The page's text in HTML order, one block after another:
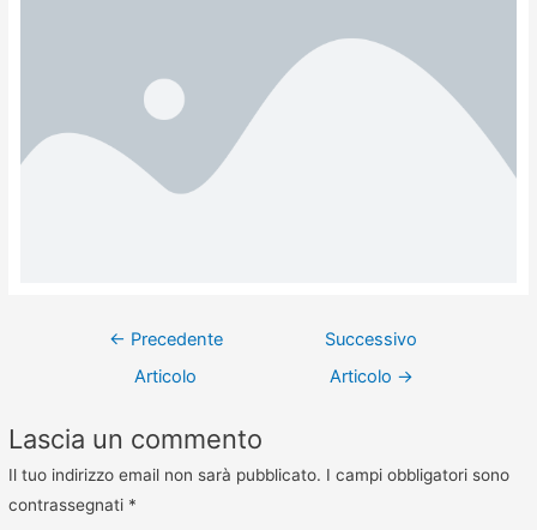
← Precedente
Articolo
Successivo
Articolo →
Lascia un commento
Il tuo indirizzo email non sarà pubblicato. I campi obbligatori sono
contrassegnati *